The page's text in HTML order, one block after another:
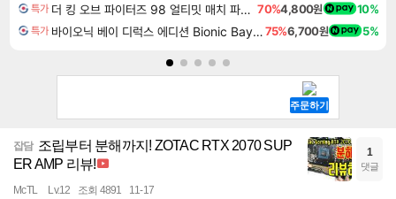
특가 더 킹 오브 파이터즈 98 얼티밋 매치 파이널 에디션 THE KING OF FIGHTERS 98 ULTIMATE MATCH FINAL EDITION 70%4,800원 10%
특가 바이오닉 베이 디럭스 에디션 Bionic Bay Deluxe Edition75%6,700원 5%
잡담 조립부터 분해까지! ZOTAC RTX 2070 SUP
ER AMP 리뷰!
McTL Lv.12 조회 4891 11-17
1
댓글